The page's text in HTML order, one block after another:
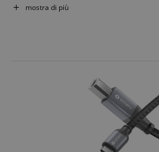
Lunghezza: 1,8 m
Versatile - perfetto per musicisti,
mostra di più